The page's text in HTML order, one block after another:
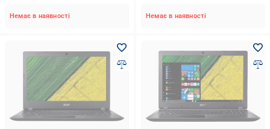
Немає в наявності Немає в наявності